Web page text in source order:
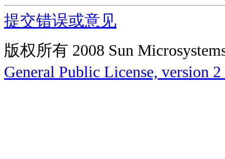
提交错误或意见
版权所有 2008 Sun
General Public License, version